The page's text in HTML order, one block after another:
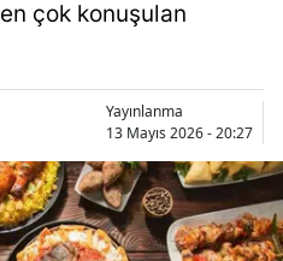
çok konuşulan
Yayınlanma
13 Mayıs 2026 - 20:27